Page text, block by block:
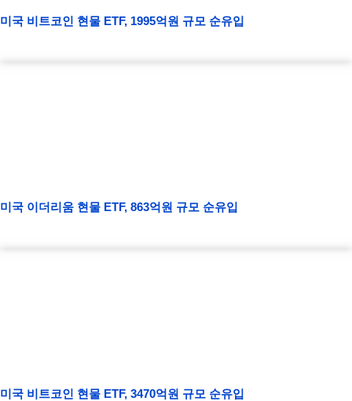
미국 비트코인 현물 ETF, 1995억원 규모 순유입
미국 이더리움 현물 ETF, 863억원 규모 순유입
미국 비트코인 현물 ETF, 3470억원 규모 순유입